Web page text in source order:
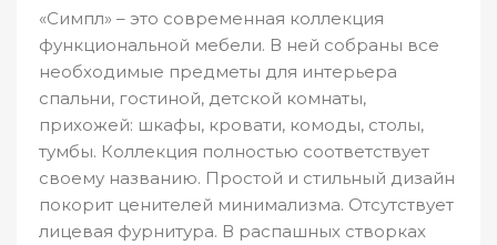
«Симпл» – это современная коллекция
функциональной мебели. В ней собраны все
необходимые предметы для интерьера
спальни, гостиной, детской комнаты,
прихожей: шкафы, кровати, комоды, столы,
тумбы. Коллекция полностью соответствует
своему названию. Простой и стильный дизайн
покорит ценителей минимализма. Отсутствует
лицевая фурнитура. В распашных створках